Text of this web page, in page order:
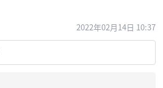
2022年02月14日 10:37